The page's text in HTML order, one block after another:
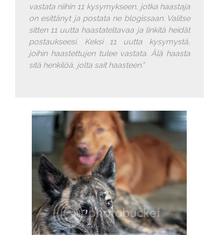
vastata niihin 11 kysymykseen, jotka haastaja
on esittänyt ja postata ne blogissaan. Valitse
sitten 11 uutta haastateltavaa ja linkitä heidät
postaukseesi. Keksi 11 uutta kysymystä,
joihin haastettujen tulee vastata. Älä haasta
sitä henkilöä, jolta sait haasteen.”